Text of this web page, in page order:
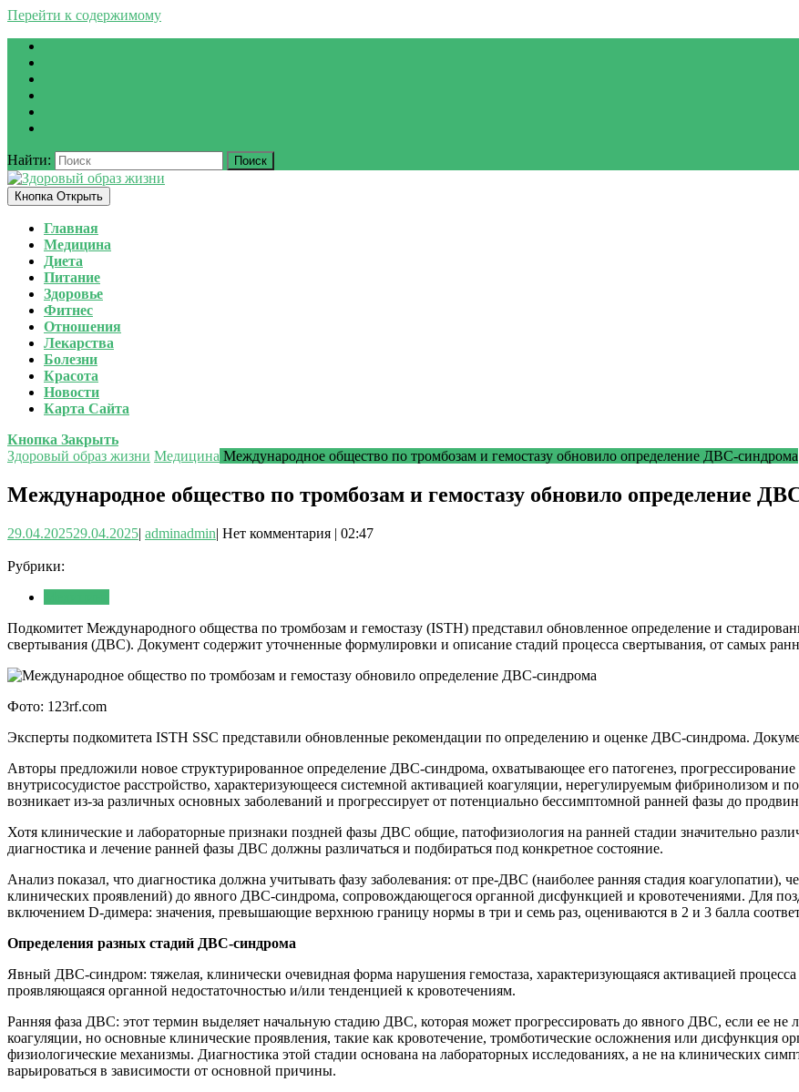
Перейти к содержимому
Найти:
Кнопка Открыть
Главная
Медицина
Диета
Питание
Здоровье
Фитнес
Отношения
Лекарства
Болезни
Красота
Новости
Карта Сайта
Кнопка Закрыть
Здоровый образ жизни Медицина Международное общество по тромбозам и гемостазу обновило определение ДВС-синдрома
Международное общество по тромбозам и гемостазу обновило определение
29.04.202529.04.2025| adminadmin| Нет комментария | 02:47
Рубрики:
Подкомитет Международного общества по тромбозам и гемостазу (ISTH) представил обновленное определение и
свертывания (ДВС). Документ содержит уточненные формулировки и описание стадий процесса свертывания, от самых
Фото: 123rf.com
Эксперты подкомитета ISTH SSC представили обновленные рекомендации по определению и оценке ДВС-синдрома.
Авторы предложили новое структурированное определение ДВС-синдрома, охватывающее его патогенез,
внутрисосудистое расстройство, характеризующееся системной активацией коагуляции, нерегулируемым фибринолизом
возникает из-за различных основных заболеваний и прогрессирует от потенциально бессимптомной ранней фазы до
Хотя клинические и лабораторные признаки поздней фазы ДВС общие, патофизиология на ранней стадии значительно
диагностика и лечение ранней фазы ДВС должны различаться и подбираться под конкретное состояние.
Анализ показал, что диагностика должна учитывать фазу заболевания: от пре-ДВС (наиболее ранняя стадия
клинических проявлений) до явного ДВС-синдрома, сопровождающегося органной дисфункцией и кровотечениями. Для
включением D-димера: значения, превышающие верхнюю границу нормы в три и семь раз, оцениваются в 2 и 3 балла
Определения разных стадий ДВС-синдрома
Явный ДВС-синдром: тяжелая, клинически очевидная форма нарушения гемостаза, характеризующаяся активацией
проявляющаяся органной недостаточностью и/или тенденцией к кровотечениям.
Ранняя фаза ДВС: этот термин выделяет начальную стадию ДВС, которая может прогрессировать до явного ДВС, если ее
коагуляции, но основные клинические проявления, такие как кровотечение, тромботические осложнения или дисфункция
физиологические механизмы. Диагностика этой стадии основана на лабораторных исследованиях, а не на клинических
варьироваться в зависимости от основной причины.